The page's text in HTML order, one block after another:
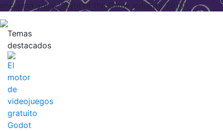
encuesta anual 'State of the Game Industry 2018'
Temas
destacados
El
motor
de
videojuegos
gratuito
Godot